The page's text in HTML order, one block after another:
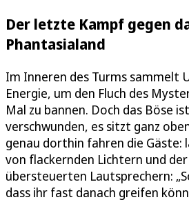
Der letzte Kampf gegen
Phantasialand
Im Inneren des Turms sammelt
Energie, um den Fluch des
Mal zu bannen. Doch das Böse
verschwunden, es sitzt ganz
genau dorthin fahren die Gäste:
von flackernden Lichtern und
übersteuerten Lautsprechern:
dass ihr fast danach greifen